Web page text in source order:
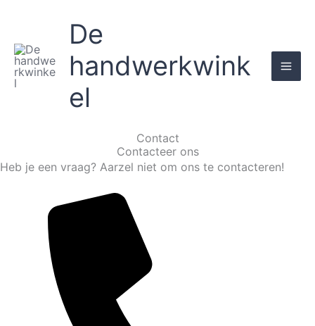
content
De
handwerkwink
el
Contact
Contacteer ons
Heb je een vraag? Aarzel niet om ons te contacteren!